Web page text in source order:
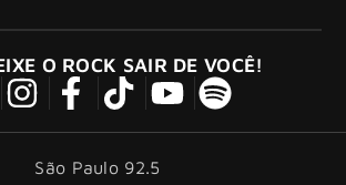
O ROCK SAIR DE VOCÊ!
São Paulo 92.5